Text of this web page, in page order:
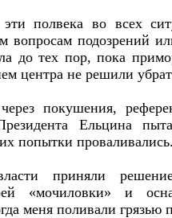
полвека во всех
вопросам подозрений
до тех пор, пока
центра не решили
покушения,
Ельцина
попытки
приняли решение
«мочиловки» и
меня поливали грязью